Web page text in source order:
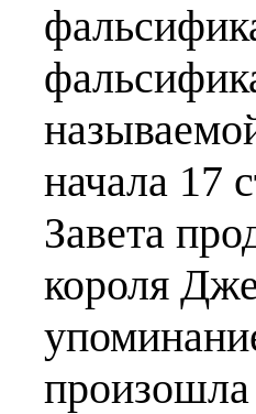
начала 17
Завета
короля